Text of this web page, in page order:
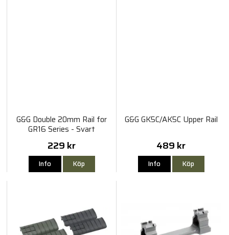
G&G Double 20mm Rail for
GR16 Series - Svart
229 kr
Info Köp
G&G GK5C/AK5C Upper Rail
489 kr
Info Köp